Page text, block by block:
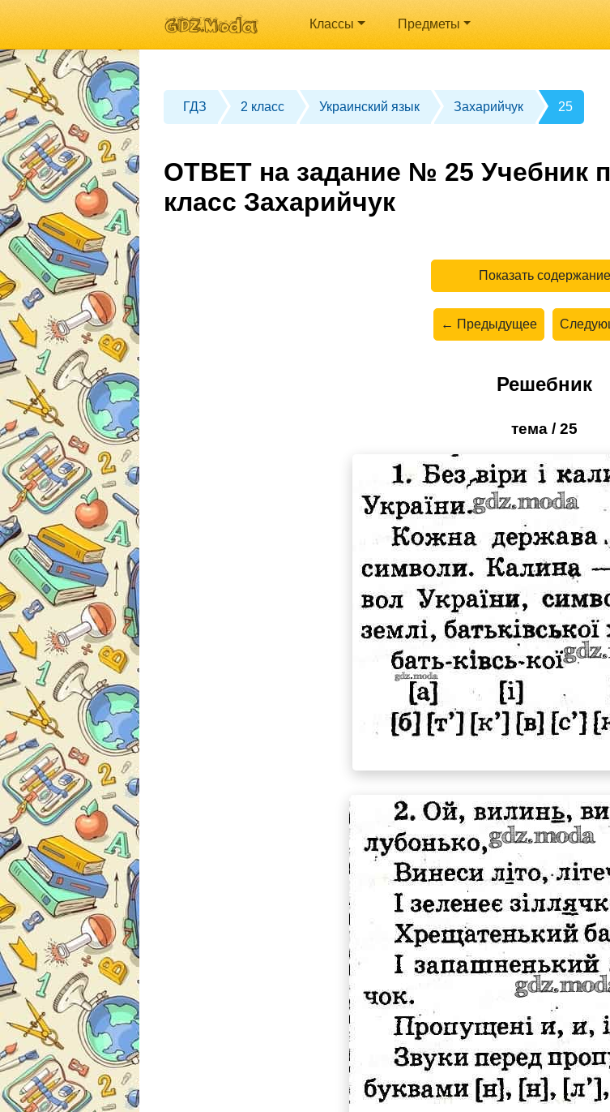
Классы Предметы
ГДЗ 2 класс Украинский язык Захарийчук 25
ОТВЕТ на задание № 25 Учебник
класс Захарийчук
Показать содержание
← Предыдущее
Решебник
тема / 25